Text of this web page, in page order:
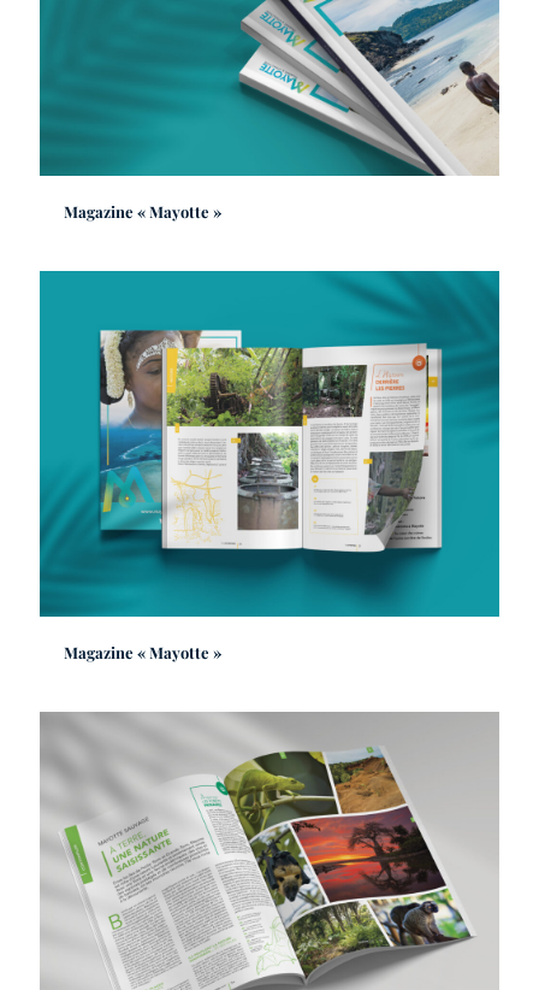
Magazine « Mayotte »
Magazine « Mayotte »